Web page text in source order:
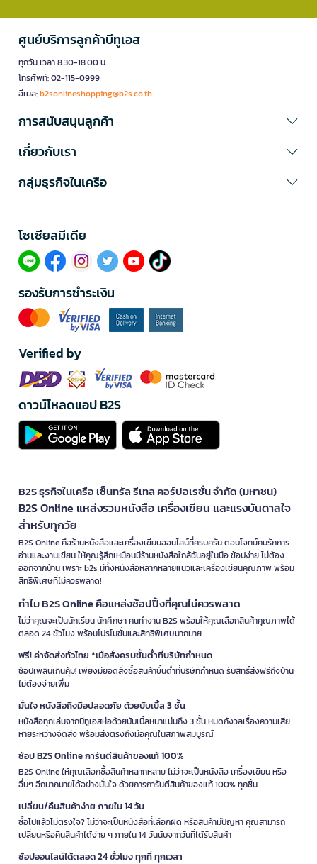
ศูนย์บริการลูกค้าบีทูเอส
ทุกวัน เวลา 8.30-18.00 น.
โทรศัพท์: 02-115-0999
อีเมล:b2sonlineshopping@b2s.co.th
การสนับสนุนลูกค้า
เกี่ยวกับเรา
กลุ่มธุรกิจในเครือ
โซเซียลมีเดีย​
รองรับการชำระเงิน
Verified by
ดาวน์โหลดแอป B2S
B2S ธุรกิจในเครือ เซ็นทรัล รีเทล คอร์ปอเรชั่น จำกัด (มหาชน)
B2S Online แหล่งรวมหนังสือ เครื่องเขียน และแรงบันดาลใจ
สำหรับทุกวัย
B2S Online คือร้านหนังสือและเครื่องเขียนออนไลน์ที่ครบครัน ตอบโจทย์คนรักการ
อ่านและงานเขียน ให้คุณรู้สึกเหมือนมีร้านหนังสือใกล้ฉันอยู่ในมือ ช้อปง่าย ไม่ต้อง
ออกจากบ้าน เพราะ b2s มีทั้งหนังสือหลากหลายแนวและเครื่องเขียนคุณภาพ พร้อม
สิทธิพิเศษที่ไม่ควรพลาด!
ทำไม B2S Online คือแหล่งช้อปปิ้งที่คุณไม่ควรพลาด
ไม่ว่าคุณจะเป็นนักเรียน นักศึกษา คนทำงาน B2S พร้อมให้คุณเลือกสินค้าคุณภาพได้
ตลอด 24 ชั่วโมง พร้อมโปรโมชั่นและสิทธิพิเศษมากมาย
ฟรี! ค่าจัดส่งทั่วไทย *เมื่อสั่งครบขั้นต่ำที่บริษัทกำหนด
ช้อปเพลินเกินคุ้ม! เพียงมียอดสั่งซื้อสินค้าขั้นต่ำที่บริษัทกำหนด รับสิทธิ์ส่งฟรีถึงบ้าน
ไม่ต้องจ่ายเพิ่ม
มั่นใจ หนังสือถึงมือปลอดภัย ด้วยบับเบิ้ล 3 ชั้น
หนังสือทุกเล่มจากบีทูเอสห่อด้วยบับเบิ้ลหนาแน่นถึง 3 ชั้น หมดกังวลเรื่องความเสีย
หายระหว่างจัดส่ง พร้อมส่งตรงถึงมือคุณในสภาพสมบูรณ์
ช้อป B2S Online การันตีสินค้าของแท้ 100%
B2S Online ให้คุณเลือกซื้อสินค้าหลากหลาย ไม่ว่าจะเป็นหนังสือ เครื่องเขียน หรือ
อื่นๆ อีกมากมายได้อย่างมั่นใจ ด้วยการการันตีสินค้าของแท้ 100% ทุกชิ้น
เปลี่ยน/คืนสินค้าง่าย ภายใน 14 วัน
ซื้อไปแล้วไม่ตรงใจ? ไม่ว่าจะเป็นหนังสือที่เลือกผิด หรือสินค้ามีปัญหา คุณสามารถ
เปลี่ยนหรือคืนสินค้าได้ง่าย ๆ ภายใน 14 วันนับจากวันที่ได้รับสินค้า
ช้อปออนไลน์ได้ตลอด 24 ชั่วโมง ทุกที่ ทุกเวลา